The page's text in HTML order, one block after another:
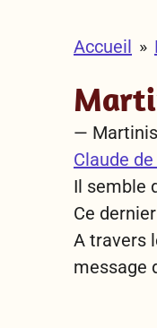
Accueil »
—
Claude
Il semble
Ce
A travers
message